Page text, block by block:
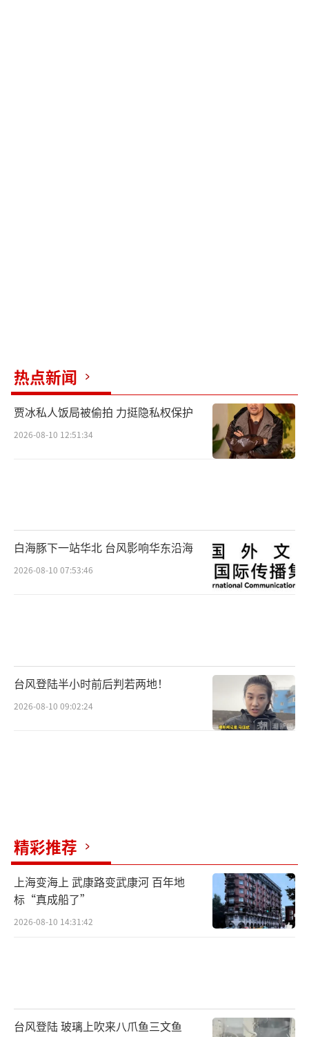
热点新闻
贾冰私人饭局被偷拍 力挺隐私权保护
2026-08-10 12:51:34
白海豚下一站华北 台风影响华东沿海
2026-08-10 07:53:46
台风登陆半小时前后判若两地！
2026-08-10 09:02:24
精彩推荐
上海变海上 武康路变武康河 百年地
标“真成船了”
2026-08-10 14:31:42
台风登陆 玻璃上吹来八爪鱼三文鱼